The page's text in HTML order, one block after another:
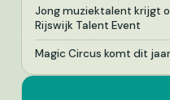
Jong muziektalent krijgt
Rijswijk Talent Event
Magic Circus komt dit